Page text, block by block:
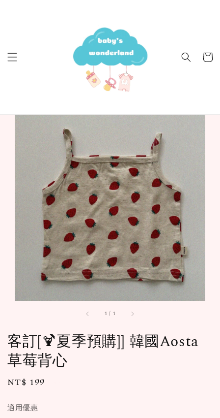
1 / 1
客訂[🍹夏季預購]] 韓國Aosta
草莓背心
Regular
NT$ 199
適用優惠